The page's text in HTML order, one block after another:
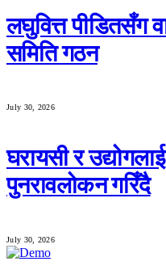
लघुवित्त पीडितसँग
समिति गठन
July 30, 2026
घरायसी र
पुनरावलोकन गरिँदै
July 30, 2026